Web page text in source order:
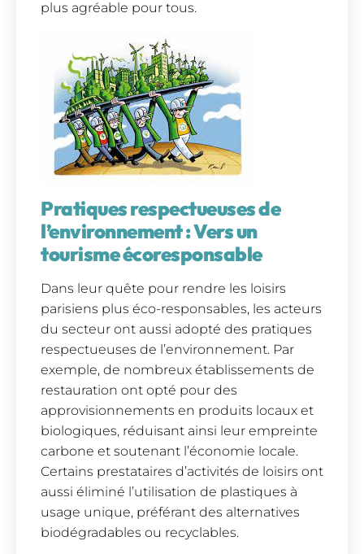
plus agréable pour tous.
Pratiques respectueuses de
l’environnement : Vers un
tourisme écoresponsable
Dans leur quête pour rendre les loisirs
parisiens plus éco-responsables, les acteurs
du secteur ont aussi adopté des pratiques
respectueuses de l’environnement. Par
exemple, de nombreux établissements de
restauration ont opté pour des
approvisionnements en produits locaux et
biologiques, réduisant ainsi leur empreinte
carbone et soutenant l’économie locale.
Certains prestataires d’activités de loisirs ont
aussi éliminé l’utilisation de plastiques à
usage unique, préférant des alternatives
biodégradables ou recyclables.